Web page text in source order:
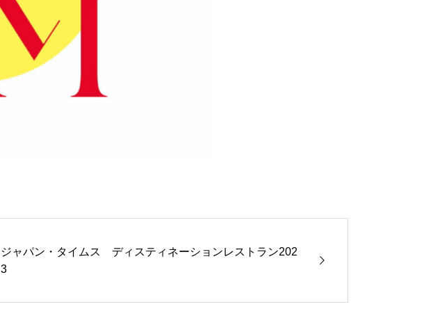
ジャパン・タイムス ディスティネーションレストラン202
3